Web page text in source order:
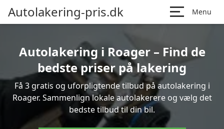
Autolakering-pris.dk Menu
Autolakering i Roager – Find de
bedste priser på lakering
Få 3 gratis og uforpligtende tilbud på autolakering i
Roager. Sammenlign lokale autolakerere og vælg det
bedste tilbud til din bil.